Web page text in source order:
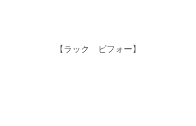
【ラック　ビフォー】